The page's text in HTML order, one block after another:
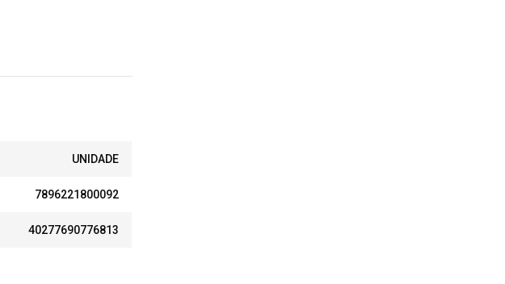
UNIDADE
7896221800092
40277690776813